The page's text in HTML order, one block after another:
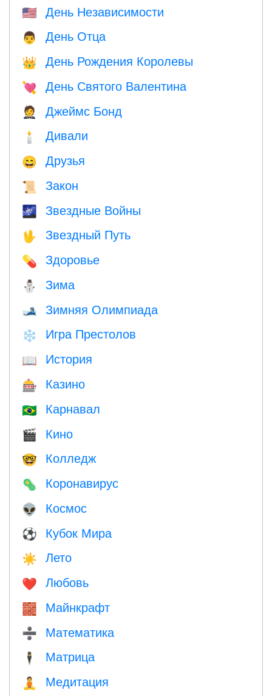
🇺🇸 День Независимости
👨 День Отца
👑 День Рождения Королевы
💘 День Святого Валентина
🤵 Джеймс Бонд
🕯 Дивали
😄 Друзья
📜 Закон
🌌 Звездные Войны
🖖 Звездный Путь
💊 Здоровье
⛄ Зима
🎿 Зимняя Олимпиада
❄️ Игра Престолов
📖 История
🎰 Казино
🇧🇷 Карнавал
🎬 Кино
🤓 Колледж
🦠 Коронавирус
👽 Космос
⚽ Кубок Мира
☀️ Лето
❤️️ Любовь
🧱 Майнкрафт
➗ Математика
🕴️ Матрица
🧘 Медитация